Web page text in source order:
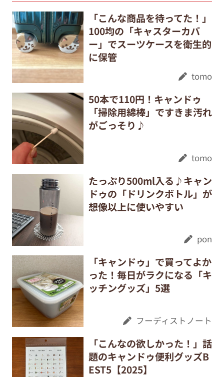
「こんな商品を待ってた！」
100均の「キャスターカバ
ー」でスーツケースを衛生的
に保管
tomo
50本で110円！キャンドゥ
「掃除用綿棒」ですきま汚れ
がごっそり♪
tomo
たっぷり500ml入る♪キャン
ドゥの「ドリンクボトル」が
想像以上に使いやすい
pon
「キャンドゥ」で買ってよか
った！毎日がラクになる「キ
ッチングッズ」5選
フーディストノート
「こんなの欲しかった！」話
題のキャンドゥ便利グッズB
EST5【2025】